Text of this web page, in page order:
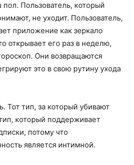
Пользователь, который
не уходит. Пользователь,
приложение как зеркало
открывает его раз в неделю,
Они возвращаются
это в свою рутину ухода
Тот тип, за который убивают
который поддерживает
потому что
является интимной.